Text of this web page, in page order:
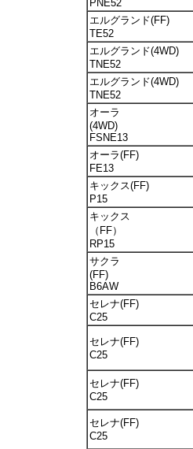
PNE52
エルグランド(FF)
TE52
エルグランド(4WD)
TNE52
エルグランド(4WD)
TNE52
オーラ
(4WD)
FSNE13
オーラ(FF)
FE13
キックス(FF)
P15
キックス
（FF）
RP15
サクラ
(FF)
B6AW
セレナ(FF)
C25
セレナ(FF)
C25
セレナ(FF)
C25
セレナ(FF)
C25